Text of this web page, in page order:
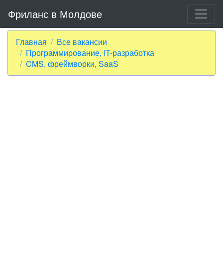
Фриланс в Молдове
Главная
Все вакансии
Программирование, IT-разработка
CMS, фреймворки, SaaS